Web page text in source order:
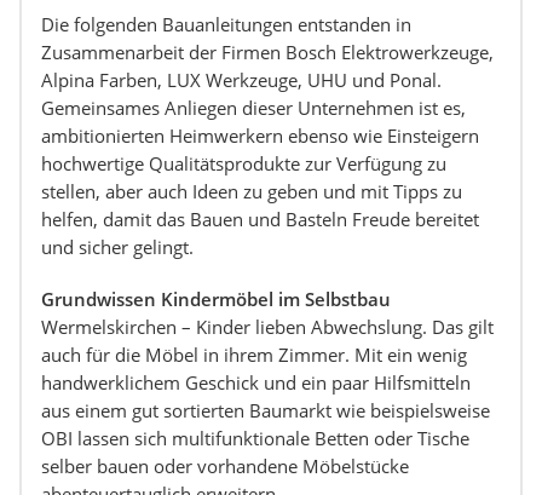
Die folgenden Bauanleitungen entstanden in
Zusammenarbeit der Firmen Bosch Elektrowerkzeuge,
Alpina Farben, LUX Werkzeuge, UHU und Ponal.
Gemeinsames Anliegen dieser Unternehmen ist es,
ambitionierten Heimwerkern ebenso wie Einsteigern
hochwertige Qualitätsprodukte zur Verfügung zu
stellen, aber auch Ideen zu geben und mit Tipps zu
helfen, damit das Bauen und Basteln Freude bereitet
und sicher gelingt.
Grundwissen Kindermöbel im Selbstbau
Wermelskirchen – Kinder lieben Abwechslung. Das gilt
auch für die Möbel in ihrem Zimmer. Mit ein wenig
handwerklichem Geschick und ein paar Hilfsmitteln
aus einem gut sortierten Baumarkt wie beispielsweise
OBI lassen sich multifunktionale Betten oder Tische
selber bauen oder vorhandene Möbelstücke